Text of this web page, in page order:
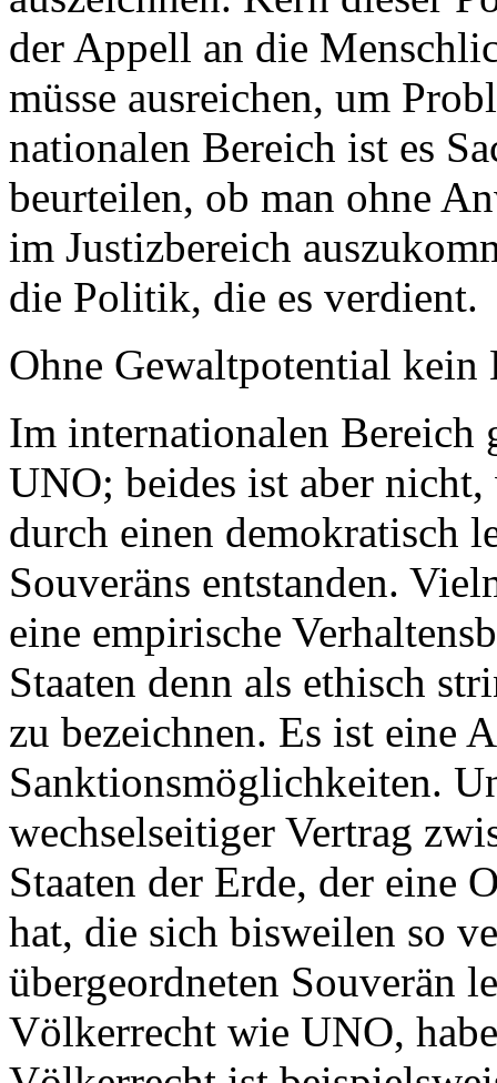
der Appell an die
müsse ausreichen, um
nationalen Bereich ist es
beurteilen, ob man ohne
im Justizbereich
die Politik, die es verdient.
Ohne Gewaltpotential
Im internationalen Bereich
UNO; beides ist aber
durch einen demokratisch
Souveräns entstanden.
eine empirische
Staaten denn als ethisch
zu bezeichnen. Es ist eine
Sanktionsmöglichkeiten.
wechselseitiger Vertrag
Staaten der Erde, der eine
hat, die sich bisweilen so
übergeordneten Souverän
Völkerrecht wie UNO,